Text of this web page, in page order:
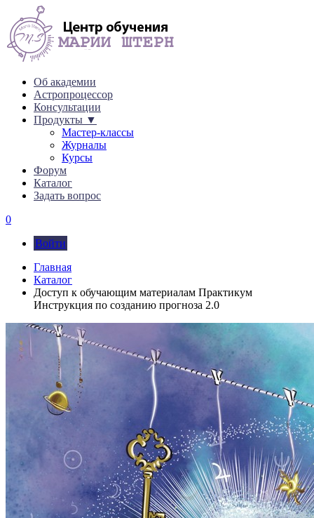
Об академии
Астропроцессор
Консультации
Продукты ▼
Мастер-классы
Журналы
Курсы
Форум
Каталог
Задать вопрос
0
Войти
Главная
Каталог
Доступ к обучающим материалам Практикум
Инструкция по созданию прогноза 2.0